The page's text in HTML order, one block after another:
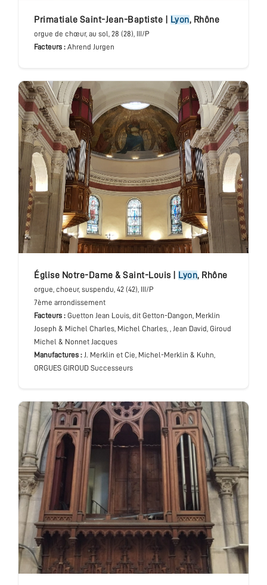
Primatiale Saint-Jean-Baptiste Lyon, Rhône
orgue de chœur, au sol , 28 (28), III/P
Facteurs : Ahrend Jurgen
église Notre-Dame & Saint-Louis| Lyon, Rhône
orgue , choeur, suspendu , 42 (42), III/P
7ème arrondissement
Facteurs : Guetton Jean Louis, dit Getton-Dangon, Merklin
Joseph & Michel Charles, Michel Charles, , Jean David, Giroud
Michel & Nonnet Jacques
Manufactures : J. Merklin et Cie, Michel-Merklin & Kuhn,
ORGUES GIROUD Successeurs